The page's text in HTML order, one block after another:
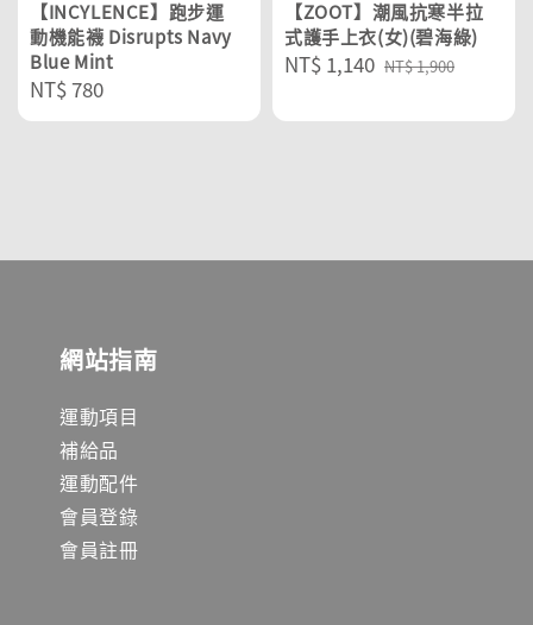
【INCYLENCE】跑步運
動機能襪 Disrupts Navy
Blue Mint
Regular
price
NT$ 780
【ZOOT】潮風抗寒半拉
式護手上衣(女)(碧海綠)
Sale
NT$ 1,140 Regular
NT$ 1,900
網站指南
運動項目
補給品
運動配件
會員登錄
會員註冊